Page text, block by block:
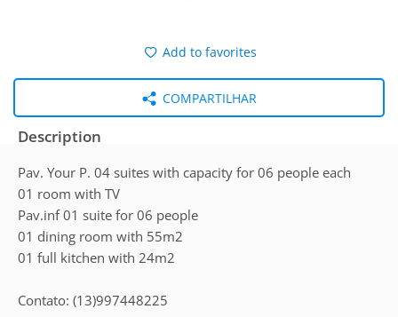
Add to favorites
COMPARTILHAR
Description
Pav. Your P. 04 suites with capacity for 06 people each
01 room with TV
Pav.inf 01 suite for 06 people
01 dining room with 55m2
01 full kitchen with 24m2
Contato: (13)997448225